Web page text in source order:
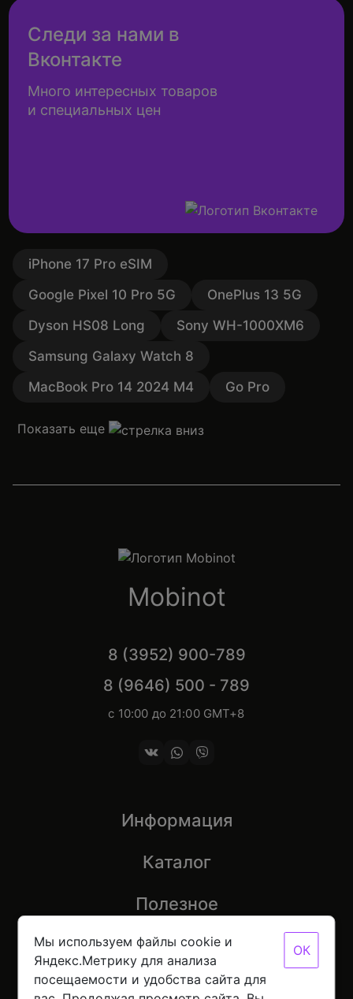
Мы используем файлы cookie и
Яндекс.Метрику для анализа
посещаемости и удобства сайта для
ОК
Следи за нами в
Вконтакте
Много интересных товаров
и специальных цен
iPhone 17 Pro eSIM
Google Pixel 10 Pro 5G
OnePlus 13 5G
Dyson HS08 Long
Sony WH-1000XM6
Samsung Galaxy Watch 8
MacBook Pro 14 2024 M4
Go Pro
Показать еще
Mobinot
8 (3952) 900-789
8 (9646) 500 - 789
с 10:00 до 21:00 GMT+8
Информация
Каталог
Полезное
© 2026 Mobinot — Магазин низких цен на всю